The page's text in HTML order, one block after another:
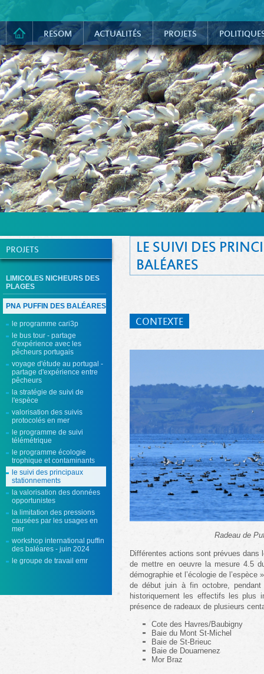
RESOM ACTUALITÉS PROJETS
PROJETS
LIMICOLES NICHEURS DES
PLAGES
PNA PUFFIN DES BALÉARES
le programme cari3p
le bus tour - partage
d'expérience avec les
pêcheurs portugais
voyage d'étude au portugal -
partage d'expérience entre
pêcheurs
la stratégie de suivi de
l'espèce
valorisation des suivis
protocolés en mer
le programme de suivi
télémétrique
le programme écologie
trophique et contaminants
le suivi des principaux
stationnements
la valorisation des données
opportunistes
la limitation des pressions
causées par les usages en
mer
workshop international puffin
des baléares - juin 2024
le groupe de travail emr
LE SUIVI DES
BALÉARES
CONTEXTE
Radeau de
Différentes actions sont prévues
de mettre en oeuvre la mesure 4.5
démographie et l’écologie de
de début juin à fin octobre,
historiquement les effectifs les plus
présence de radeaux de plusieurs
Cote des Havres/Baubigny
Baie du Mont St-Michel
Baie de St-Brieuc
Baie de Douarnenez
Mor Braz